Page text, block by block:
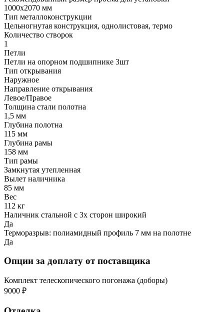
1000х2070 мм
Тип металлоконструкции
Цельногнутая конструкция, однолистовая, термо
Количество створок
1
Петли
Петли на опорном подшипнике 3шт
Тип открывания
Наружное
Направление открывания
Левое/Правое
Толщина стали полотна
1,5 мм
Глубина полотна
115 мм
Глубина рамы
158 мм
Тип рамы
Замкнутая утепленная
Вылет наличника
85 мм
Вес
112 кг
Наличник стальной с 3х сторон широкий
Да
Терморазрыв: полиамидный профиль 7 мм на полотне
Да
Опции за доплату от поставщика
Комплект телескопического погонажа (доборы)
9000 ₽